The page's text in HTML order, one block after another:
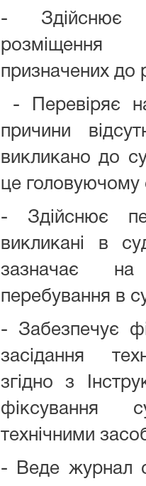
- Здійснює
розміщення
призначених до
- Перевіряє
причини
викликано до
це головуючому
- Здійснює
викликані в
зазначає
перебування в
- Забезпечує
засідання
згідно з
фіксування
технічними
- Веде журнал